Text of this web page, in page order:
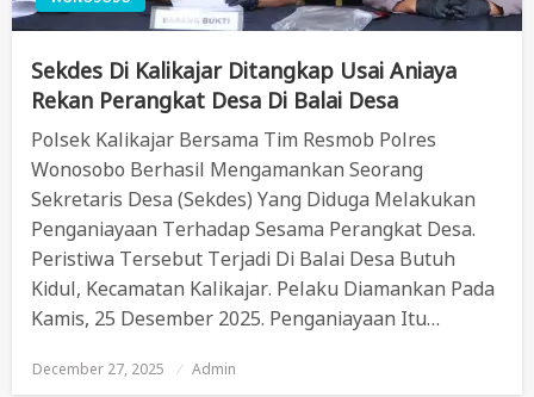
Sekdes Di Kalikajar Ditangkap Usai Aniaya
Rekan Perangkat Desa Di Balai Desa
Polsek Kalikajar Bersama Tim Resmob Polres
Wonosobo Berhasil Mengamankan Seorang
Sekretaris Desa (Sekdes) Yang Diduga Melakukan
Penganiayaan Terhadap Sesama Perangkat Desa.
Peristiwa Tersebut Terjadi Di Balai Desa Butuh
Kidul, Kecamatan Kalikajar. Pelaku Diamankan Pada
Kamis, 25 Desember 2025. Penganiayaan Itu…
Posted
December 27, 2025 Admin